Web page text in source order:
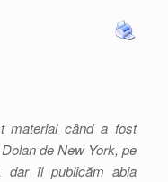
material când a fost
de New York, pe
dar îl publicăm abia